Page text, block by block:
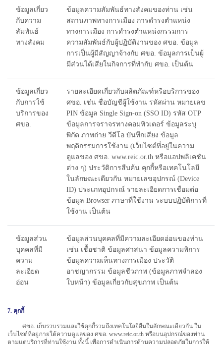
ข้อมูลเกี่ยว
กับความ
สัมพันธ์
ทางสังคม
ข้อมูลความสัมพันธ์ทางสังคมของท่าน เช่น
สถานภาพทางการเมือง การดำรงตำแหน่ง
ทางการเมือง การดำรงตำแหน่งกรรมการ
ความสัมพันธ์กับผู้ปฏิบัติงานของ ศขอ. ข้อมูล
การเป็นผู้มีสัญญาจ้างกับ ศขอ. ข้อมูลการเป็นผู้
มีส่วนได้เสียในกิจการที่ทำกับ ศขอ. เป็นต้น
ข้อมูลเกี่ยว
กับการใช้
บริการของ
ศขอ.
รายละเอียดเกี่ยวกับผลิตภัณฑ์หรือบริการของ
ศขอ. เช่น ชื่อบัญชีผู้ใช้งาน รหัสผ่าน หมายเลข
PIN ข้อมูล Single Sign-on (SSO ID) รหัส OTP
ข้อมูลการจราจรทางคอมพิวเตอร์ ข้อมูลระบุ
พิกัด ภาพถ่าย วีดีโอ บันทึกเสียง ข้อมูล
พฤติกรรมการใช้งาน (เว็บไซต์ที่อยู่ในความ
ดูแลของ ศขอ. www.reic.or.th หรือแอปพลิเคชัน
ต่าง ๆ) ประวัติการสืบค้น คุกกี้หรือเทคโนโลยี
ในลักษณะเดียวกัน หมายเลขอุปกรณ์ (Device
ID) ประเภทอุปกรณ์ รายละเอียดการเชื่อมต่อ
ข้อมูล Browser ภาษาที่ใช้งาน ระบบปฏิบัติการที่
ใช้งาน เป็นต้น
ข้อมูลส่วน
บุคคลที่มี
ความ
ละเอียด
อ่อน
ข้อมูลส่วนบุคคลที่มีความละเอียดอ่อนของท่าน
เช่น เชื้อชาติ ข้อมูลศาสนา ข้อมูลความพิการ
ข้อมูลความเห็นทางการเมือง ประวัติ
อาชญากรรม ข้อมูลชีวภาพ (ข้อมูลภาพจำลอง
ใบหน้า) ข้อมูลเกี่ยวกับสุขภาพ เป็นต้น
7. คุกกี้
ศขอ. เก็บรวบรวมและใช้คุกกี้รวมถึงเทคโนโลยีอื่นในลักษณะเดียวกัน ใน
เว็บไซต์ที่อยู่ภายใต้ความดูแลของ ศขอ. www.reic.or.th หรือบนอุปกรณ์ของท่าน
ตามแต่บริการที่ท่านใช้งาน ทั้งนี้ เพื่อการดำเนินการด้านความปลอดภัยในการให้